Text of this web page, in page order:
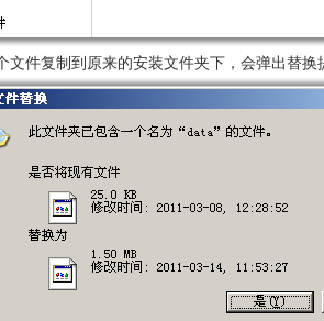
文件复制到原来的安装文件夹下，会弹出替换